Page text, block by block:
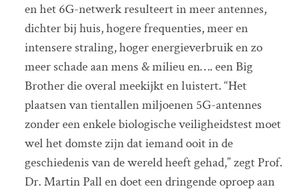
en het 6G-netwerk resulteert in meer antennes,
dichter bij huis, hogere frequenties, meer en
intensere straling, hoger energieverbruik en zo
meer schade aan mens & milieu en…. een Big
Brother die overal meekijkt en luistert. “Het
plaatsen van tientallen miljoenen 5G-antennes
zonder een enkele biologische veiligheidstest moet
wel het domste zijn dat iemand ooit in de
geschiedenis van de wereld heeft gehad,” zegt Prof.
Dr. Martin Pall en doet een dringende oproep aan